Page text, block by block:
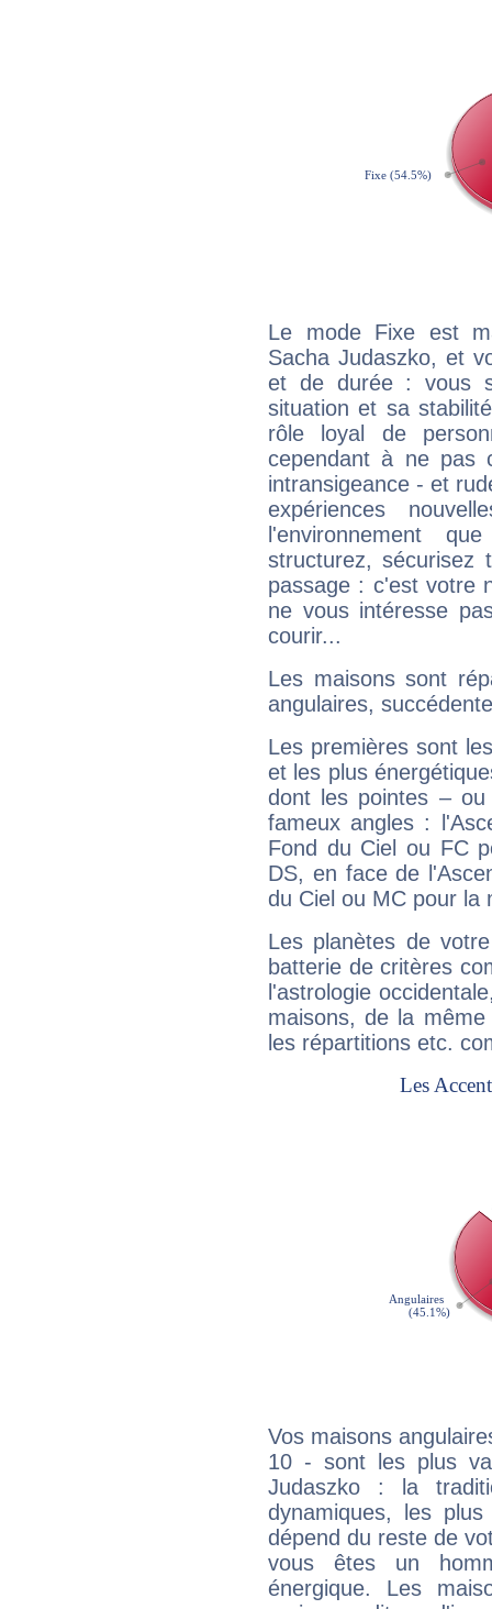
Le mode Fixe est
Sacha Judaszko, et
et de durée : vous
situation et sa
rôle loyal de
cependant à ne pas
intransigeance - et
expériences
l'environnement
structurez, sécurisez
passage : c'est votre
ne vous intéresse
courir...
Les maisons sont
angulaires,
Les premières sont
et les plus
dont les pointes –
fameux angles :
Fond du Ciel ou FC
DS, en face de
du Ciel ou MC pour la
Les planètes de
batterie de critères
l'astrologie
maisons, de la
les répartitions etc.
Vos maisons
10 - sont les plus
Judaszko : la
dynamiques, les
dépend du reste de
vous êtes un
énergique. Les